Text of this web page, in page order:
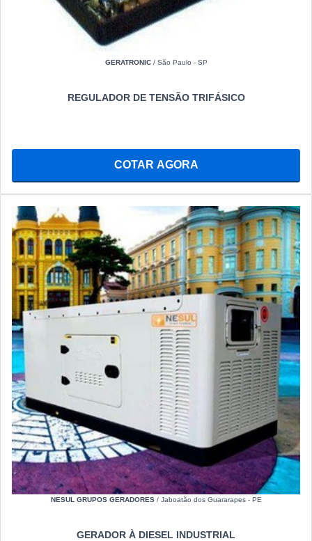
GERATRONIC/ São Paulo - SP
REGULADOR DE TENSÃO TRIFÁSICO
COTAR AGORA
NESUL GRUPOS GERADORES/ Jaboatão dos Guararapes - PE
GERADOR À DIESEL INDUSTRIAL